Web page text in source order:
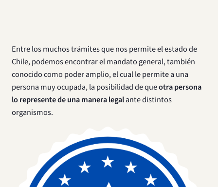
Entre los muchos trámites que nos permite el estado de
Chile, podemos encontrar el mandato general, también
conocido como poder amplio, el cual le permite a una
persona muy ocupada, la posibilidad de queotra persona
lo represente de una manera legalante distintos
organismos.